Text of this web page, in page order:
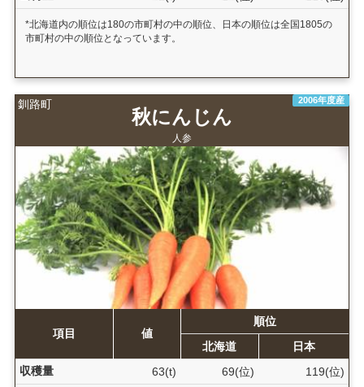
*北海道内の順位は180の市町村の中の順位、日本の順位は全国1805の
市町村の中の順位となっています。
釧路町 2006年度産
秋にんじん
人参
項目 値
順位
北海道
日本
収穫量
63(t) 69(位)
119(位)